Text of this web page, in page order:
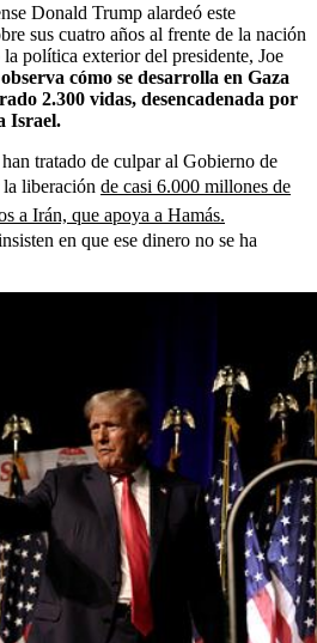
Donald Trump alardeó este
sus cuatro años al frente de la nación
política exterior del presidente, Joe
cómo se desarrolla en Gaza
2.300 vidas, desencadenada por
Israel.
tratado de culpar al Gobierno de
liberación de casi 6.000 millones de
a Irán, que apoya a Hamás.
en que ese dinero no se ha